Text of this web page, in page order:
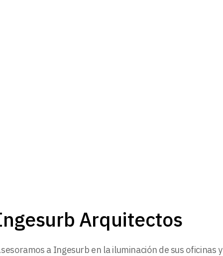
Arquitectos
a Ingesurb en la iluminación de sus oficinas y